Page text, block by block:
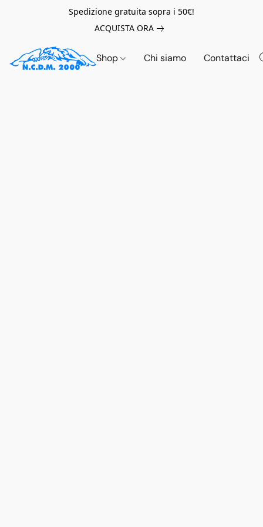
Spedizione gratuita sopra i 50€!
ACQUISTA ORA
Shop Chi siamo Contattaci